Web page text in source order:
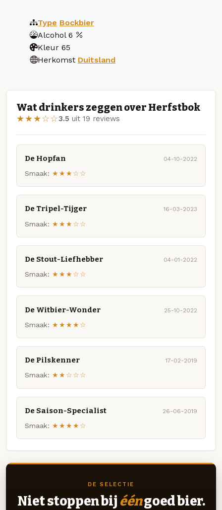
Type Bockbier
Alcohol 6
Kleur 65
Herkomst Duitsland
Wat drinkers zeggen over Herfstbok
★★★☆☆3.5 uit 19 reviews
De Hopfan 04-10-2022
Smaak: ★★★☆☆
De Tripel-Tijger 16-03-2023
Smaak: ★★★☆☆
De Stout-Liefhebber 04-01-2022
Smaak: ★★★☆☆
De Witbier-Wonder 25-10-2022
Smaak: ★★★★☆
De Pilskenner 17-02-2019
Smaak: ★★☆☆☆
De Saison-Specialist 26-06-2019
Smaak: ★★★★☆
DE SELECTIE
Niet stoppen bij ééngoed bier.